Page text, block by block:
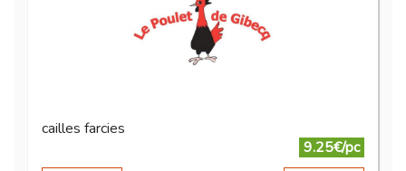
cailles farcies
9.25€/pc